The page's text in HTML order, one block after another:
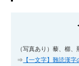
（写真あり）藜、櫛、
⇒
【一文字】難読漢字